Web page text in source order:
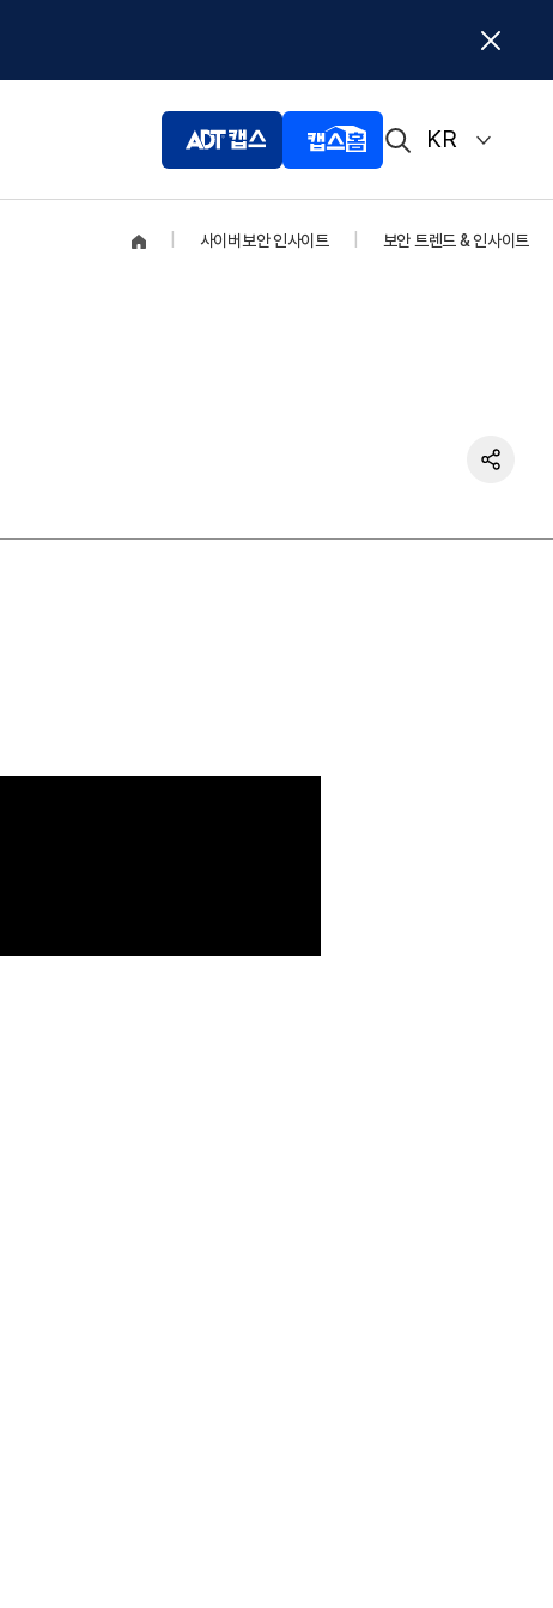
KR
사이버보안 인사이트 보안 트렌드 & 인사이트